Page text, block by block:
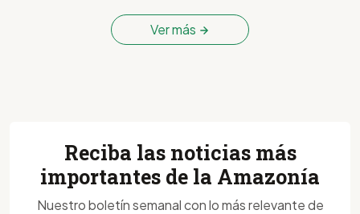
Ver más
Reciba las noticias más
importantes de la Amazonía
Nuestro boletín semanal con lo más relevante de